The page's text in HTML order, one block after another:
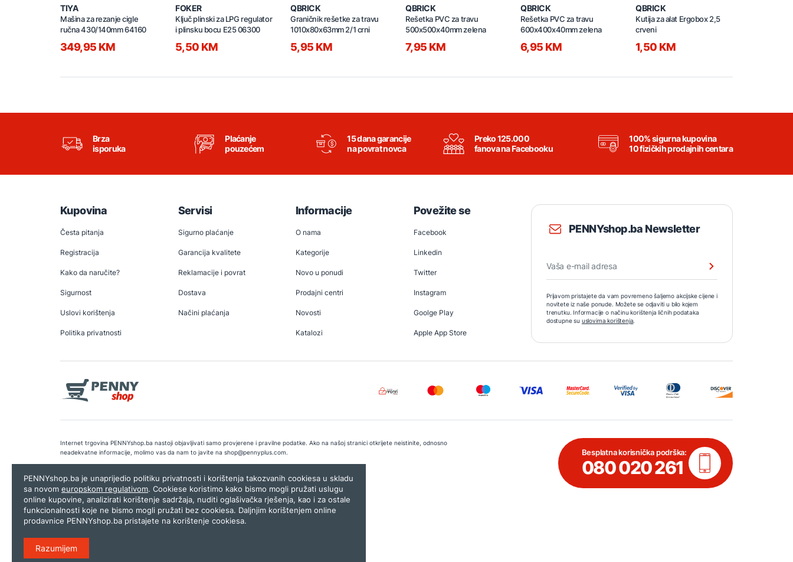
TIYA
Mašina za rezanje cigle
ručna 430/140mm 64160
349,95 KM
FOKER
Ključ plinski za LPG regulator
i plinsku bocu E25 06300
5,50 KM
QBRICK
Graničnik rešetke za travu
1010x80x63mm 2/1 crni
5,95 KM
QBRICK
Rešetka PVC za travu
500x500x40mm zelena
7,95 KM
QBRICK
Rešetka PVC za travu
600x400x40mm zelena
6,95 KM
QBRICK
Kutija za alat Ergobox 2,5
crveni
1,50 KM
Brza
isporuka
Plaćanje
pouzećem
15 dana garancije
na povrat novca
Preko 125.000
fanova na Facebooku
100% sigurna kupovina
10 fizičkih prodajnih centara
PENNYshop.ba Newsletter
Prijavom pristajete da vam povremeno šaljemo akcijske cijene i
novitete iz naše ponude. Možete se odjaviti u bilo kojem
trenutku. Informacije o načinu korištenja ličnih podataka
dostupne su uslovima korištenja.
Kupovina
Česta pitanja
Registracija
Kako da naručite?
Sigurnost
Uslovi korištenja
Politika privatnosti
Servisi
Sigurno plaćanje
Garancija kvalitete
Reklamacije i povrat
Dostava
Načini plaćanja
Informacije
O nama
Kategorije
Novo u ponudi
Prodajni centri
Novosti
Katalozi
Povežite se
Facebook
Linkedin
Twitter
Instagram
Goolge Play
Apple App Store
Besplatna korisnička podrška:
080 020 261
Internet trgovina PENNYshop.ba nastoji objavljivati samo provjerene i pravilne podatke. Ako na našoj stranici otkrijete neistinite, odnosno
neadekvatne informacije, molimo vas da nam to javite na shop@pennyplus.com.
Copyright © 2026.Penny plus d.o.o. Sarajevo.Dizajn i programiranje:Lampa.ba
PENNYshop.ba je unaprijedio politiku privatnosti i korištenja takozvanih cookiesa u skladu
sa novom europskom regulativom. Cookiese koristimo kako bismo mogli pružati uslugu
online kupovine, analizirati korištenje sadržaja, nuditi oglašivačka rješenja, kao i za ostale
funkcionalnosti koje ne bismo mogli pružati bez cookiesa. Daljnjim korištenjem online
prodavnice PENNYshop.ba pristajete na korištenje cookiesa.
Razumijem